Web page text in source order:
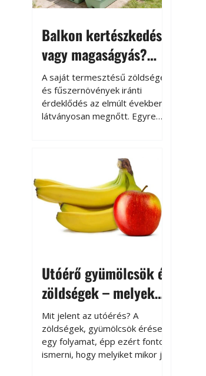
Balkon kertészkedés
vagy magaságyás?
Helytakarékos
kertészkedés
A saját termesztésű zöldségek
és fűszernövények iránti
érdeklődés az elmúlt években
látványosan megnőtt. Egyre
kertészkedés sokak számára
kikapcsolódást és feltöltődést
is jelent.
Utóérő gyümölcsök és
zöldségek – melyek
érnek tovább leszedés
után?
Mit jelent az utóérés? A
zöldségek, gyümölcsök érése
egy folyamat, épp ezért fontos
ismerni, hogy melyiket mikor jó